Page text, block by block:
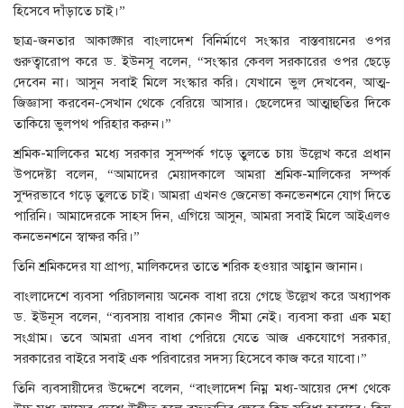
হিসেবে দাঁড়াতে চাই।”
ছাত্র-জনতার আকাঙ্ক্ষার বাংলাদেশ বিনির্মাণে সংস্কার বাস্তবায়নের ওপর
গুরুত্বারোপ করে ড. ইউনসূ বলেন, “সংস্কার কেবল সরকারের ওপর ছেড়ে
দেবেন না। আসুন সবাই মিলে সংস্কার করি। যেখানে ভুল দেখবেন, আত্ম-
জিজ্ঞাসা করবেন-সেখান থেকে বেরিয়ে আসার। ছেলেদের আত্মাহুতির দিকে
তাকিয়ে ভুলপথ পরিহার করুন।”
শ্রমিক-মালিকের মধ্যে সরকার সুসম্পর্ক গড়ে তুলতে চায় উল্লেখ করে প্রধান
উপদেষ্টা বলেন, “আমাদের মেয়াদকালে আমরা শ্রমিক-মালিকের সম্পর্ক
সুন্দরভাবে গড়ে তুলতে চাই। আমরা এখনও জেনেভা কনভেনশনে যোগ দিতে
পারিনি। আমাদেরকে সাহস দিন, এগিয়ে আসুন, আমরা সবাই মিলে আইএলও
কনভেনশনে স্বাক্ষর করি।”
তিনি শ্রমিকদের যা প্রাপ্য, মালিকদের তাতে শরিক হওয়ার আহ্বান জানান।
বাংলাদেশে ব্যবসা পরিচালনায় অনেক বাধা রয়ে গেছে উল্লেখ করে অধ্যাপক
ড. ইউনূস বলেন, “ব্যবসায় বাধার কোনও সীমা নেই। ব্যবসা করা এক মহা
সংগ্রাম। তবে আমরা এসব বাধা পেরিয়ে যেতে আজ একযোগে সরকার,
সরকারের বাইরে সবাই এক পরিবারের সদস্য হিসেবে কাজ করে যাবো।”
তিনি ব্যবসায়ীদের উদ্দেশে বলেন, “বাংলাদেশ নিম্ন মধ্য-আয়ের দেশ থেকে